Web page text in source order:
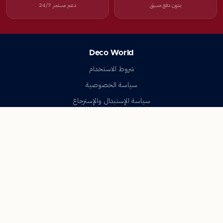
بدون دفع مسبق دعم مستمر 24/7
Deco World
شروط الاستخدام
سياسة الخصوصية
سياسة الإستبدال والإسترجاع